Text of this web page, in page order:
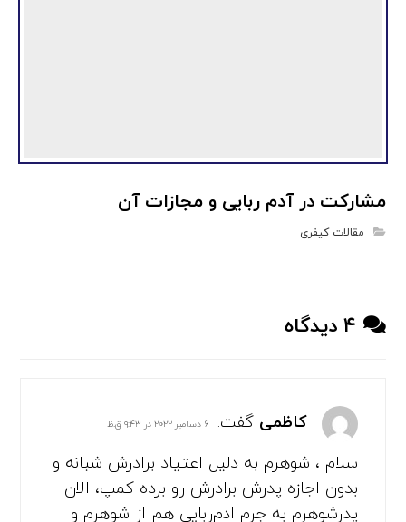
مشارکت در آدم ربایی و مجازات آن
مقالات کیفری
۴ دیدگاه
کاظمی گفت: ۶ دسامبر ۲۰۲۲ در ۹:۴۳ ق.ظ
سلام ، شوهرم به دلیل اعتیاد برادرش شبانه و
بدون اجازه پدرش برادرش رو برده کمپ، الان
پدرشوهرم به جرم ادم‌ربایی هم از شوهرم و